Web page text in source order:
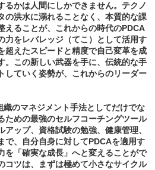
るかは人間にしかできません。テクノ
の洪水に溺れることなく、本質的な課
えることが、これからの時代のPDCA
力をレバレッジ（てこ）として活用す
超えたスピードと精度で自己変革を成
。この新しい武器を手に、伝統的な手
していく姿勢が、これからのリーダー
のマネジメント手法としてだけでな
ための最強のセルフコーチングツール
ップ、資格試験の勉強、健康管理、
で、自分自身に対してPDCAを適用す
を「確実な成長」へと変えることがで
コツは、まずは極めて小さなサイクル